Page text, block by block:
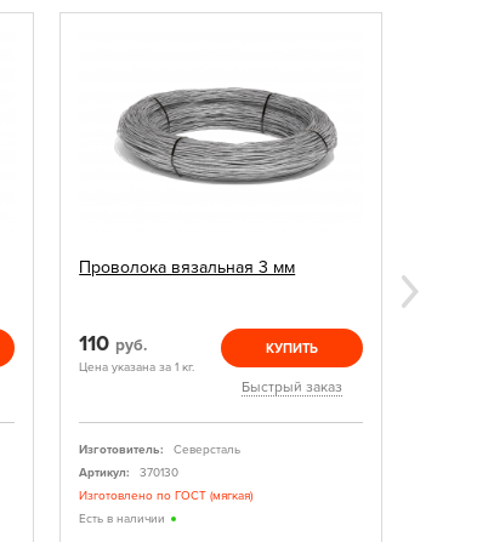
Проволока вязальная 3 мм
110 руб.
Цена указана за 1 кг.
КУПИТЬ
Быстрый заказ
Изготовитель:
Северсталь
Артикул:
370130
Изготовлено по ГОСТ (мягкая)
Есть в наличии